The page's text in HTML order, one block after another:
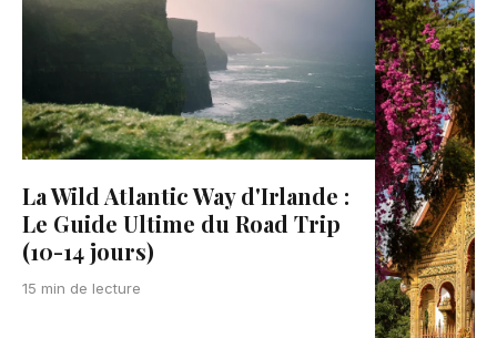
La Wild Atlantic Way d'Irlande :
Le Guide Ultime du Road Trip
(10-14 jours)
15 min de lecture